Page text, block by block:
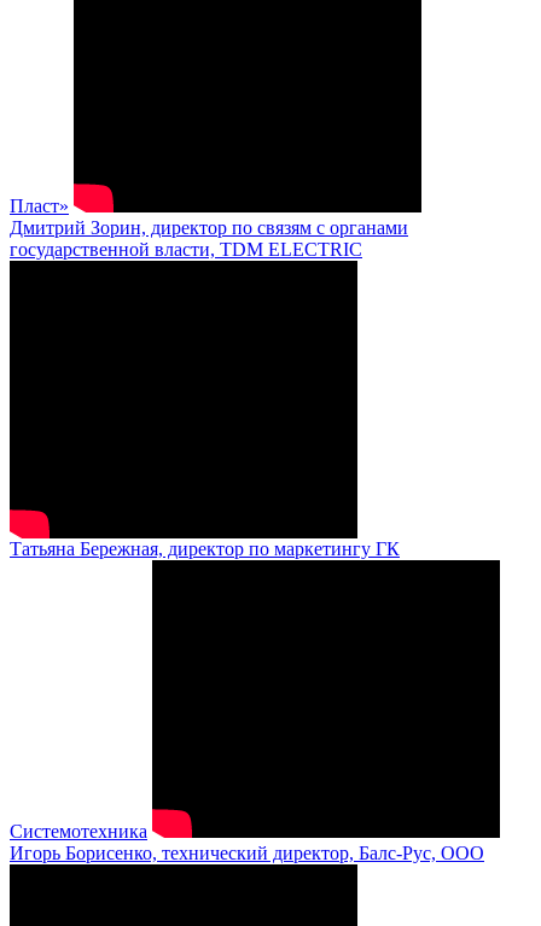
Пласт»
Дмитрий Зорин, директор по связям с органами
государственной власти, TDM ELECTRIC
Татьяна Бережная, директор по маркетингу ГК
Системотехника
Игорь Борисенко, технический директор, Балс-Рус, ООО